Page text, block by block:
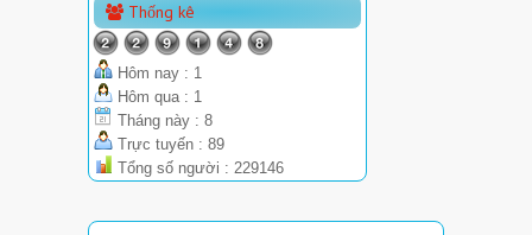
Thống kê
Hôm nay : 1
Hôm qua : 1
Tháng này : 8
Trực tuyến : 89
Tổng số người : 229146